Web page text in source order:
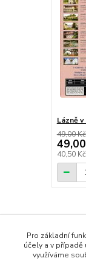
Lázně
49,00 Kč
40,50 Kč
Zboží
Pro základní
účely a v
využíváme